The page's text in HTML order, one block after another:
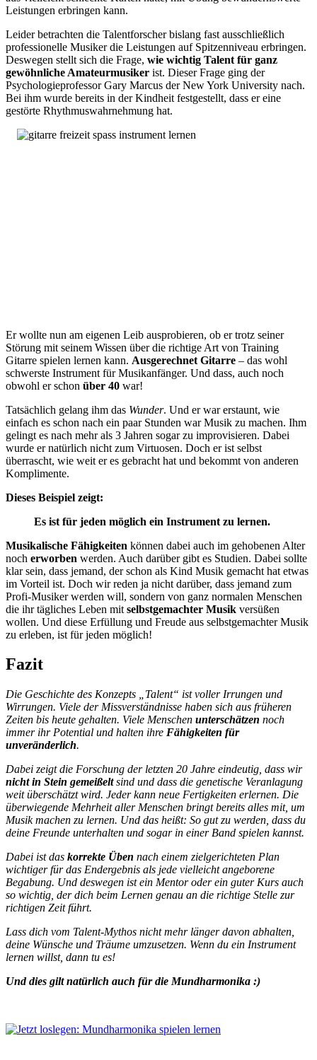
Leistungen erbringen kann.
Leider betrachten die Talentforscher bislang fast ausschließlich
professionelle Musiker die Leistungen auf Spitzenniveau erbringen.
Deswegen stellt sich die Frage, wie wichtig Talent für ganz
gewöhnliche Amateurmusiker ist. Dieser Frage ging der
Psychologieprofessor Gary Marcus der New York University nach.
Bei ihm wurde bereits in der Kindheit festgestellt, dass er eine
gestörte Rhythmuswahrnehmung hat.
Er wollte nun am eigenen Leib ausprobieren, ob er trotz seiner
Störung mit seinem Wissen über die richtige Art von Training
Gitarre spielen lernen kann. Ausgerechnet Gitarre – das wohl
schwerste Instrument für Musikanfänger. Und dass, auch noch
obwohl er schon über 40 war!
Tatsächlich gelang ihm das Wunder. Und er war erstaunt, wie
einfach es schon nach ein paar Stunden war Musik zu machen. Ihm
gelingt es nach mehr als 3 Jahren sogar zu improvisieren. Dabei
wurde er natürlich nicht zum Virtuosen. Doch er ist selbst
überrascht, wie weit er es gebracht hat und bekommt von anderen
Komplimente.
Dieses Beispiel zeigt:
Es ist für jeden möglich ein Instrument zu lernen.
Musikalische Fähigkeiten können dabei auch im gehobenen Alter
noch erworben werden. Auch darüber gibt es Studien. Dabei sollte
klar sein, dass jemand, der schon als Kind Musik gemacht hat etwas
im Vorteil ist. Doch wir reden ja nicht darüber, dass jemand zum
Profi-Musiker werden will, sondern von ganz normalen Menschen
die ihr tägliches Leben mit selbstgemachter Musik versüßen
wollen. Und diese Erfüllung und Freude aus selbstgemachter Musik
zu erleben, ist für jeden möglich!
Fazit
Die Geschichte des Konzepts „Talent“ ist voller Irrungen und
Wirrungen. Viele der Missverständnisse haben sich aus früheren
Zeiten bis heute gehalten. Viele Menschen unterschätzen noch
immer ihr Potential und halten ihre Fähigkeiten für
unveränderlich.
Dabei zeigt die Forschung der letzten 20 Jahre eindeutig, dass wir
nicht in Stein gemeißeltsind und dass die genetische Veranlagung
weit überschätzt wird. Jeder kann neue Fertigkeiten erlernen. Die
überwiegende Mehrheit aller Menschen bringt bereits alles mit, um
Musik machen zu lernen. Und das heißt: So gut zu werden, dass du
deine Freunde unterhalten und sogar in einer Band spielen kannst.
Dabei ist das korrekte Üben nach einem zielgerichteten Plan
wichtiger für das Endergebnis als jede vielleicht angeborene
Begabung. Und deswegen ist ein Mentor oder ein guter Kurs auch
so wichtig, der dich beim Lernen genau an die richtige Stelle zur
richtigen Zeit führt.
Lass dich vom Talent-Mythos nicht mehr länger davon abhalten,
deine Wünsche und Träume umzusetzen. Wenn du ein Instrument
lernen willst, dann tu es!
Und dies gilt natürlich auch für die Mundharmonika :)